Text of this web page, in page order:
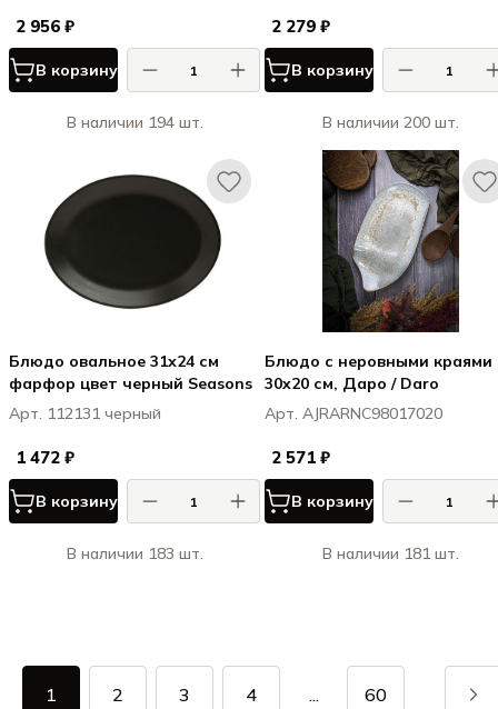
2 956 ₽
В корзину
В наличии 194 шт.
2 279 ₽
В корзину
В наличии 200 шт.
Блюдо овальное 31х24 см
фарфор цвет черный Seasons
Арт. 112131 черный
1 472 ₽
В корзину
В наличии 183 шт.
Блюдо с неровными краями
30x20 см, Даро / Daro
Арт. AJRARNC98017020
2 571 ₽
В корзину
В наличии 181 шт.
1 2 3 4 ... 60